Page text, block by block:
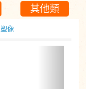
其他類
塑像